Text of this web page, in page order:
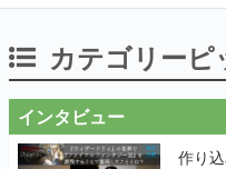
カテゴリー
インタビュー
作り